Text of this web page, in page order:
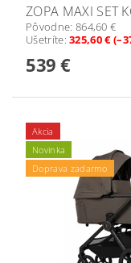
ZOPA MAXI SET
Pôvodne: 864,60 €
Ušetríte:325,60 €
539 €
Akcia
Novinka
Doprava zadarmo